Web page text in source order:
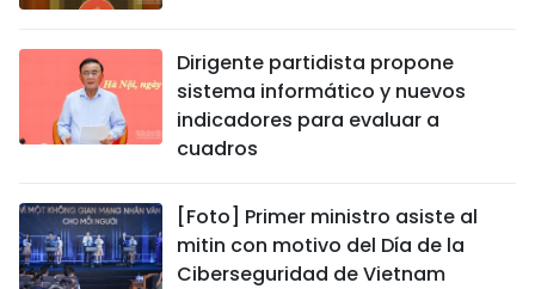
Dirigente partidista propone
sistema informático y nuevos
indicadores para evaluar a
cuadros
[Foto] Primer ministro asiste al
mitin con motivo del Día de la
Ciberseguridad de Vietnam